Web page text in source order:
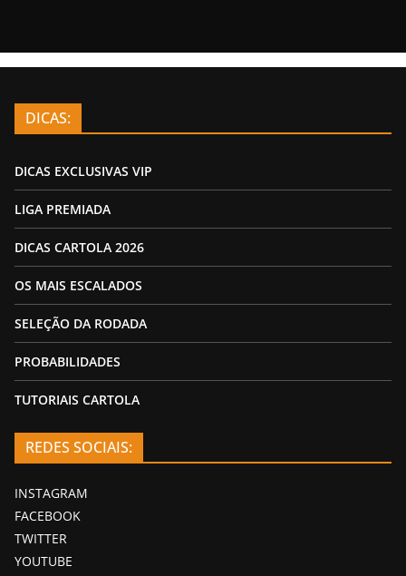
DICAS:
DICAS EXCLUSIVAS VIP
LIGA PREMIADA
DICAS CARTOLA 2026
OS MAIS ESCALADOS
SELEÇÃO DA RODADA
PROBABILIDADES
TUTORIAIS CARTOLA
REDES SOCIAIS:
INSTAGRAM
FACEBOOK
TWITTER
YOUTUBE